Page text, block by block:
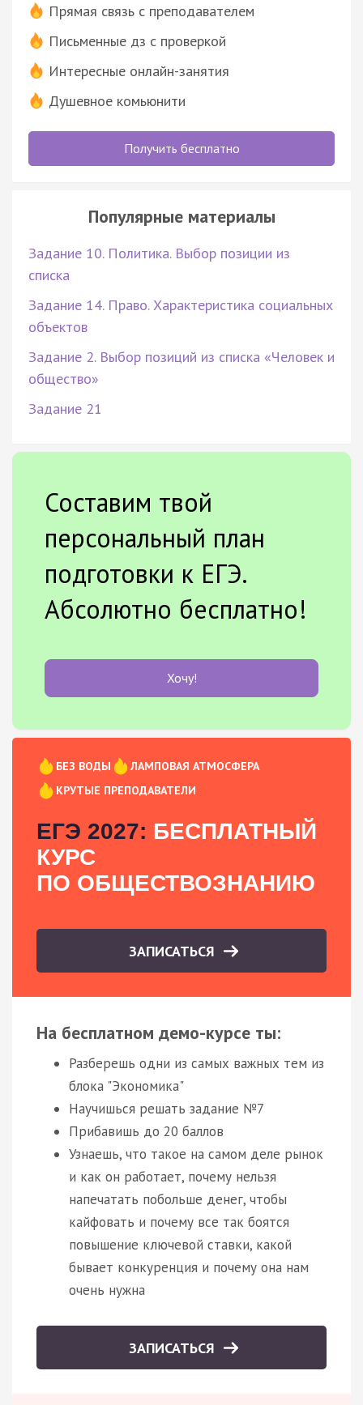
Прямая связь с преподавателем
Письменные дз с проверкой
Интересные онлайн-занятия
Душевное комьюнити
Получить бесплатно
Популярные материалы
Задание 10. Политика. Выбор позиции из
списка
Задание 14. Право. Характеристика социальных
объектов
Задание 2. Выбор позиций из списка «Человек и
общество»
Задание 21
Составим твой
персональный план
подготовки к ЕГЭ.
Абсолютно бесплатно!
Хочу!
БЕЗ ВОДЫ
ЛАМПОВАЯ АТМОСФЕРА
КРУТЫЕ ПРЕПОДАВАТЕЛИ
ЕГЭ 2027: БЕСПЛАТНЫЙ
КУРС
ПО ОБЩЕСТВОЗНАНИЮ
ЗАПИСАТЬСЯ
На бесплатном демо-курсе ты:
Разберешь одни из самых важных тем из
блока "Экономика"
Научишься решать задание №7
Прибавишь до 20 баллов
Узнаешь, что такое на самом деле рынок
и как он работает, почему нельзя
напечатать побольше денег, чтобы
кайфовать и почему все так боятся
повышение ключевой ставки, какой
бывает конкуренция и почему она нам
очень нужна
ЗАПИСАТЬСЯ